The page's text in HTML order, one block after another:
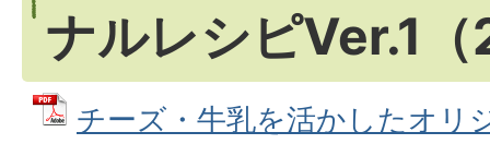
ナルレシピVer.1
チーズ・牛乳を活かしたオリ